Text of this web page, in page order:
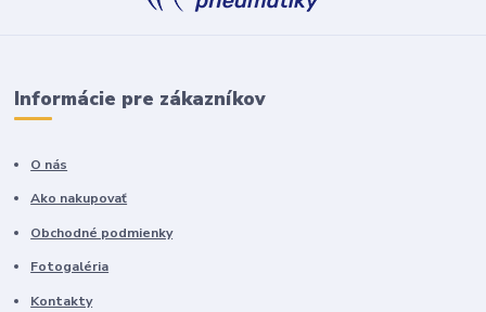
Informácie pre zákazníkov
O nás
Ako nakupovať
Obchodné podmienky
Fotogaléria
Kontakty